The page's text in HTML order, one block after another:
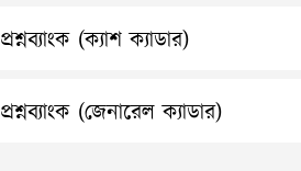
প্রশ্নব্যাংক (ক্যাশ ক্যাডার)
প্রশ্নব্যাংক (জেনারেল ক্যাডার)